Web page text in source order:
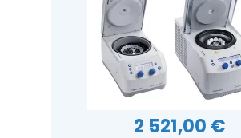
2 521,00 €